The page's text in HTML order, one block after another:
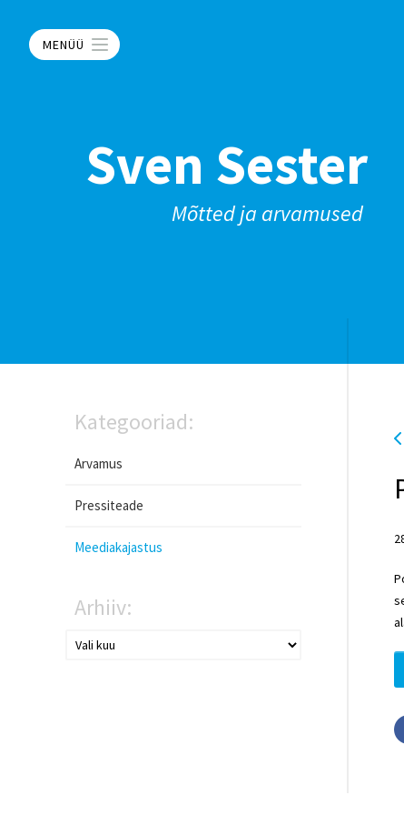
MENÜÜ
Sven Sester
Mõtted ja arvamused
Kategooriad:
Arvamus
Pressiteade
Meediakajastus
Arhiiv: